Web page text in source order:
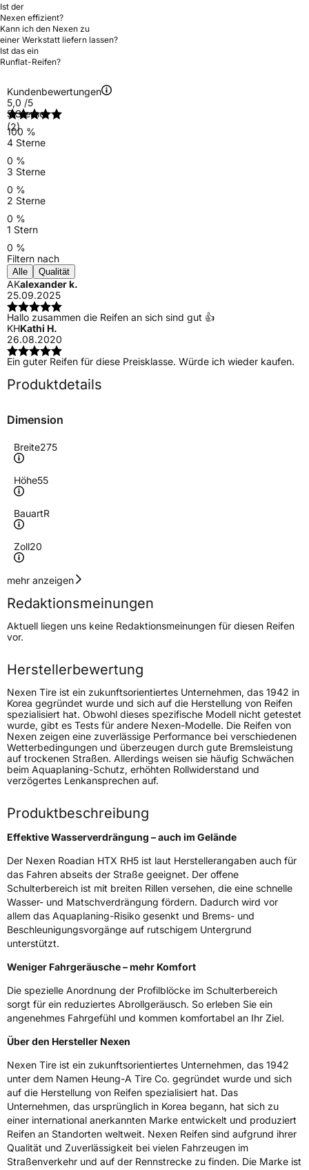
Ist der
Nexen effizient?
Kann ich den Nexen zu
einer Werkstatt liefern lassen?
Ist das ein
Runflat-Reifen?
Kundenbewertungen
5,0 /5
(2)
5 Sterne
100 %
4 Sterne
0 %
3 Sterne
0 %
2 Sterne
0 %
1 Stern
0 %
Filtern nach
Alle Qualität
AKalexander k.
25.09.2025
Hallo zusammen die Reifen an sich sind gut 👍
KHKathi H.
26.08.2020
Ein guter Reifen für diese Preisklasse. Würde ich wieder kaufen.
Produktdetails
Dimension
Breite275
Höhe55
BauartR
Zoll20
Geschwindigkeitsindex
Höchstgeschwindigkeit
190 km/h
Lastindex113
Höchstlast1150 kg
Gewicht (in kg)
15,77 kg
Generelle Merkmale
FahrzeugtypSUV
Verwendung Sommerreifen
ModellnameRoadian HTX RH5
Fahrzeugart
PKW & SUV
Weitere Eigenschaften
SchlauchtypTL
ZustandNeureifen
M+SJa
EU Label
EffizienzB
Rollgeräusch (Klasse)B
Rollgeräusch (dB) 72
FahrzeugklasseC1
3PMSF / Schneeflockensymbol / Alpine-SymbolNein
mehr anzeigen
Redaktionsmeinungen
Aktuell liegen uns keine Redaktionsmeinungen für diesen Reifen
vor.
Herstellerbewertung
Nexen Tire ist ein zukunftsorientiertes Unternehmen, das 1942 in
Korea gegründet wurde und sich auf die Herstellung von Reifen
spezialisiert hat. Obwohl dieses spezifische Modell nicht getestet
wurde, gibt es Tests für andere Nexen-Modelle. Die Reifen von
Nexen zeigen eine zuverlässige Performance bei verschiedenen
Wetterbedingungen und überzeugen durch gute Bremsleistung
auf trockenen Straßen. Allerdings weisen sie häufig Schwächen
beim Aquaplaning-Schutz, erhöhten Rollwiderstand und
verzögertes Lenkansprechen auf.
Produktbeschreibung
Effektive Wasserverdrängung – auch im Gelände
Der Nexen Roadian HTX RH5 ist laut Herstellerangaben auch für
das Fahren abseits der Straße geeignet. Der offene
Schulterbereich ist mit breiten Rillen versehen, die eine schnelle
Wasser- und Matschverdrängung fördern. Dadurch wird vor
allem das Aquaplaning-Risiko gesenkt und Brems- und
Beschleunigungsvorgänge auf rutschigem Untergrund
unterstützt.
Weniger Fahrgeräusche – mehr Komfort
Die spezielle Anordnung der Profilblöcke im Schulterbereich
sorgt für ein reduziertes Abrollgeräusch. So erleben Sie ein
angenehmes Fahrgefühl und kommen komfortabel an Ihr Ziel.
Über den Hersteller Nexen
Nexen Tire ist ein zukunftsorientiertes Unternehmen, das 1942
unter dem Namen Heung-A Tire Co. gegründet wurde und sich
auf die Herstellung von Reifen spezialisiert hat. Das
Unternehmen, das ursprünglich in Korea begann, hat sich zu
einer international anerkannten Marke entwickelt und produziert
Reifen an Standorten weltweit. Nexen Reifen sind aufgrund ihrer
Qualität und Zuverlässigkeit bei vielen Fahrzeugen im
Straßenverkehr und auf der Rennstrecke zu finden. Die Marke ist